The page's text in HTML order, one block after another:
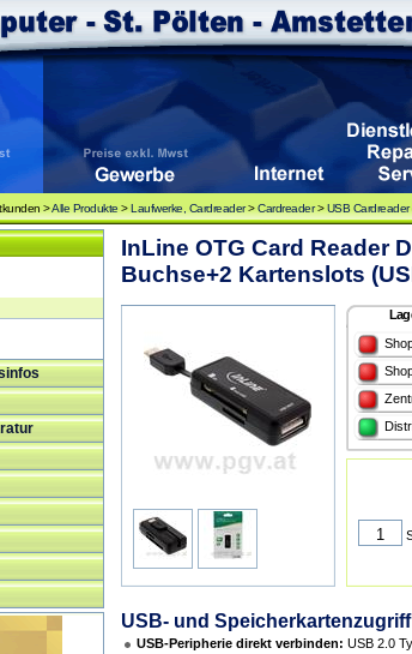
>Alle Produkte >Laufwerke, Cardreader>Cardreader>USB Cardreader
InLine OTG Card Reader
Buchse+2 Kartenslots
USB- und
USB-Peripherie direkt verbinden: USB 2.0